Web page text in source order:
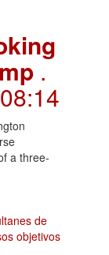
.
a three-